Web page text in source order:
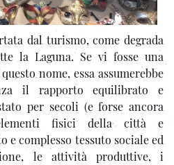
dal turismo, come degrada
la Laguna. Se vi fosse una
nome, essa assumerebbe
il rapporto equilibrato e
per secoli (e forse ancora
fisici della città e
e complesso tessuto sociale ed
le attività produttive, i